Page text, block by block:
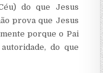
do que Jesus
prova que Jesus
porque o Pai
do que